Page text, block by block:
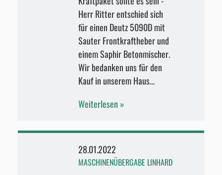
Herr Ritter entschied sich
für einen Deutz 5090D mit
Sauter Frontkraftheber und
einem Saphir Betonmischer.
Wir bedanken uns für den
Kauf in unserem Haus…
Weiterlesen
28.01.2022
MASCHINENÜBERGABE LINHARD